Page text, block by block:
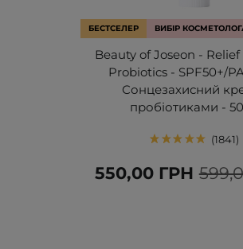
БЕСТСЕЛЕР ВИБІР
Beauty of Joseon - Relief
Probiotics - SPF50+/
Сонцезахисний
пробіотиками -
1841
550,00 ГРН